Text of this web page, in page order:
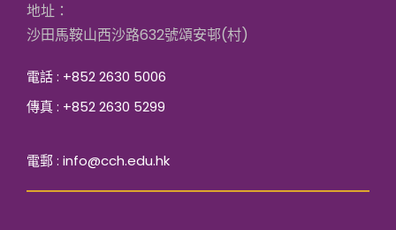
地址：
沙田馬鞍山西沙路632號頌安邨(村)
電話 : +852 2630 5006
傳真 : +852 2630 5299
電郵 : info@cch.edu.hk